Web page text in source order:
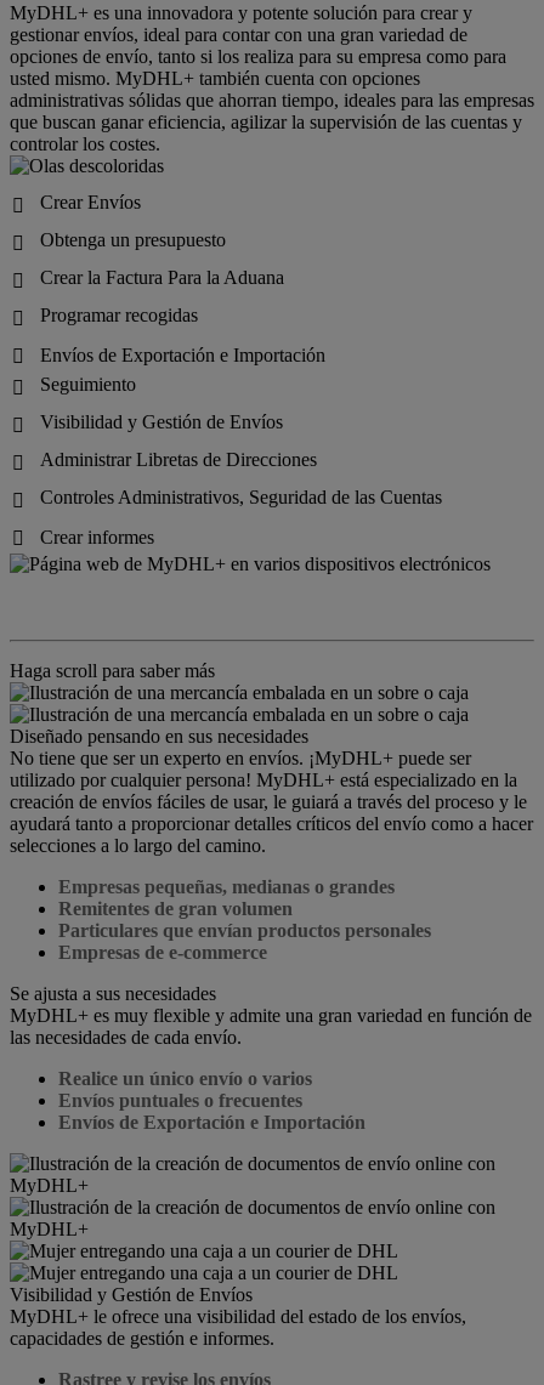
MyDHL+ es una innovadora y potente solución para crear y
gestionar envíos, ideal para contar con una gran variedad de
opciones de envío, tanto si los realiza para su empresa como para
usted mismo. MyDHL+ también cuenta con opciones
administrativas sólidas que ahorran tiempo, ideales para las empresas
que buscan ganar eficiencia, agilizar la supervisión de las cuentas y
controlar los costes.

Crear Envíos

Obtenga un presupuesto

Crear la Factura Para la Aduana

Programar recogidas

Envíos de Exportación e Importación

Seguimiento

Visibilidad y Gestión de Envíos

Administrar Libretas de Direcciones

Controles Administrativos, Seguridad de las Cuentas

Crear informes
Haga scroll para saber más
Diseñado pensando en sus necesidades
No tiene que ser un experto en envíos. ¡MyDHL+ puede ser
utilizado por cualquier persona! MyDHL+ está especializado en la
creación de envíos fáciles de usar, le guiará a través del proceso y le
ayudará tanto a proporcionar detalles críticos del envío como a hacer
selecciones a lo largo del camino.
Empresas pequeñas, medianas o grandes
Remitentes de gran volumen
Particulares que envían productos personales
Empresas de e-commerce
Se ajusta a sus necesidades
MyDHL+ es muy flexible y admite una gran variedad en función de
las necesidades de cada envío.
Realice un único envío o varios
Envíos puntuales o frecuentes
Envíos de Exportación e Importación
Visibilidad y Gestión de Envíos
MyDHL+ le ofrece una visibilidad del estado de los envíos,
capacidades de gestión e informes.
Rastree y revise los envíos